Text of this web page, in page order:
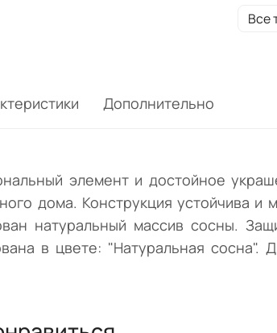
Все
Дополнительно
элемент и достойное
дома. Конструкция устойчива
натуральный массив сосны.
в цвете: "Натуральная